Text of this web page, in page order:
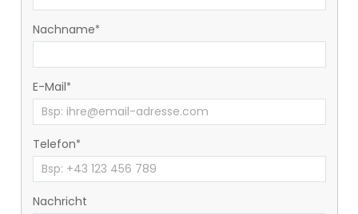
Nachname
E-Mail
Telefon
Nachricht